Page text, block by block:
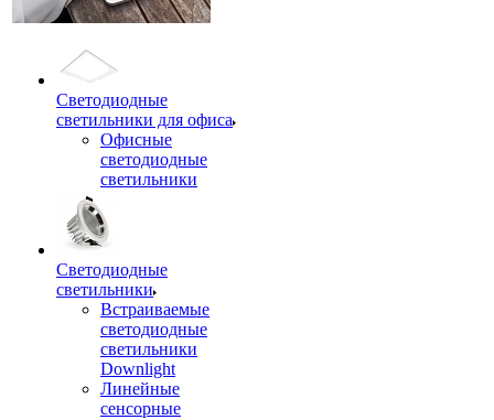
Светодиодные
светильники для офиса
Офисные
светодиодные
светильники
Светодиодные
светильники
Встраиваемые
светодиодные
светильники
Downlight
Линейные
сенсорные